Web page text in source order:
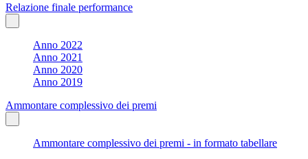
Relazione finale performance
Anno 2022
Anno 2021
Anno 2020
Anno 2019
Ammontare complessivo dei premi
Ammontare complessivo dei premi - in formato tabellare